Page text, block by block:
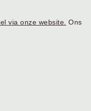
via onze website. Ons